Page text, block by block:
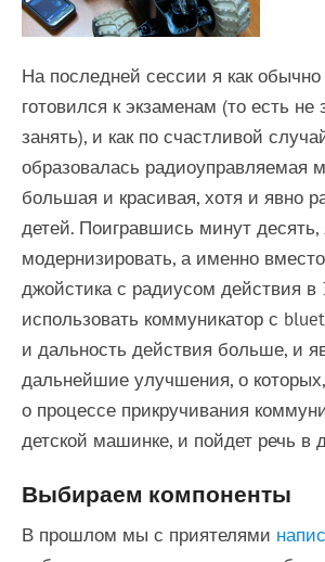
На последней сессии я как
готовился к экзаменам (то есть не
занять), и как по счастливой
образовалась радиоуправляемая
большая и красивая, хотя и явно
детей. Поигравшись минут десять,
модернизировать, а именно
джойстика с радиусом действия в
использовать коммуникатор с
и дальность действия больше, и
дальнейшие улучшения, о
о процессе прикручивания
детской машинке, и пойдет речь в
Выбираем компоненты
В прошлом мы с приятелями